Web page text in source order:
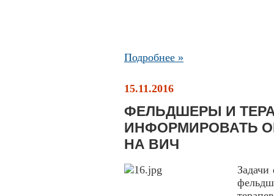
Подробнее »
15.11.2016
ФЕЛЬДШЕРЫ И
ИНФОРМИРОВАТЬ
НА ВИЧ